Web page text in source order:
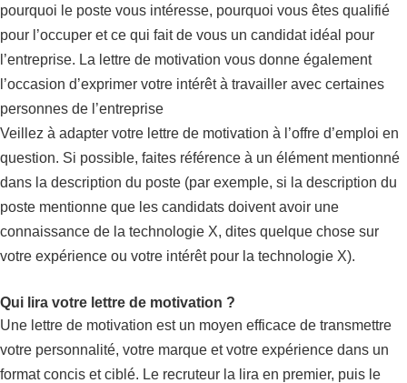
pourquoi le poste vous intéresse, pourquoi vous êtes qualifié
pour l’occuper et ce qui fait de vous un candidat idéal pour
l’entreprise. La lettre de motivation vous donne également
l’occasion d’exprimer votre intérêt à travailler avec certaines
personnes de l’entreprise
Veillez à adapter votre lettre de motivation à l’offre d’emploi en
question. Si possible, faites référence à un élément mentionné
dans la description du poste (par exemple, si la description du
poste mentionne que les candidats doivent avoir une
connaissance de la technologie X, dites quelque chose sur
votre expérience ou votre intérêt pour la technologie X).
Qui lira votre lettre de motivation ?
Une lettre de motivation est un moyen efficace de transmettre
votre personnalité, votre marque et votre expérience dans un
format concis et ciblé. Le recruteur la lira en premier, puis le